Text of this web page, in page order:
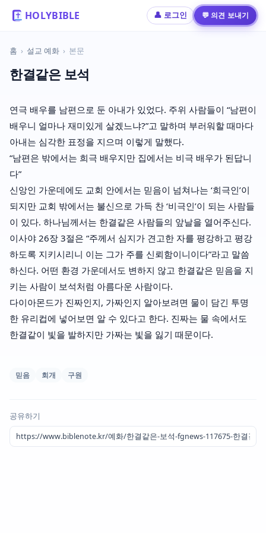
HOLYBIBLE 👤 로그인 💬 의견 보내기
홈 › 설교 예화 › 본문
한결같은 보석
연극 배우를 남편으로 둔 아내가 있었다. 주위 사람들이 “남편이
배우니 얼마나 재미있게 살겠느냐?”고 말하며 부러워할 때마다
아내는 심각한 표정을 지으며 이렇게 말했다.
“남편은 밖에서는 희극 배우지만 집에서는 비극 배우가 된답니
다”
신앙인 가운데에도 교회 안에서는 믿음이 넘쳐나는 ‘희극인’이
되지만 교회 밖에서는 불신으로 가득 찬 ‘비극인’이 되는 사람들
이 있다. 하나님께서는 한결같은 사람들의 앞날을 열어주신다.
이사야 26장 3절은 “주께서 심지가 견고한 자를 평강하고 평강
하도록 지키시리니 이는 그가 주를 신뢰함이니이다”라고 말씀
하신다. 어떤 환경 가운데서도 변하지 않고 한결같은 믿음을 지
키는 사람이 보석처럼 아름다운 사람이다.
다이아몬드가 진짜인지, 가짜인지 알아보려면 물이 담긴 투명
한 유리컵에 넣어보면 알 수 있다고 한다. 진짜는 물 속에서도
한결같이 빛을 발하지만 가짜는 빛을 잃기 때문이다.
믿음 회개 구원
공유하기